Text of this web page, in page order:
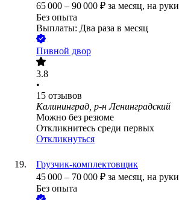
65 000 – 90 000 ₽ за месяц, на руки
Без опыта
Выплаты: Два раза в месяц
Пивной двор
3.8
•
15 отзывов
Калининград, р-н Ленинградский
Можно без резюме
Откликнитесь среди первых
Откликнуться
Грузчик-комплектовщик
45 000 – 70 000 ₽ за месяц, на руки
Без опыта